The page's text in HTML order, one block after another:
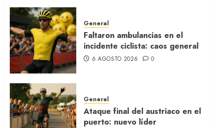
General
Faltaron ambulancias en el
incidente ciclista: caos general
6 AGOSTO 2026 0
General
Ataque final del austriaco en el
puerto: nuevo líder